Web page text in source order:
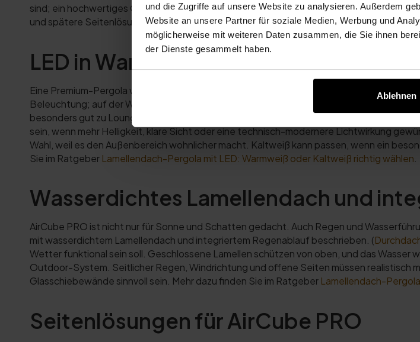
und die Zugriffe auf unsere Website zu analysieren. Außerdem
Website an unsere Partner für soziale Medien, Werbung und
möglicherweise mit weiteren Daten zusammen, die Sie ihnen
der Dienste gesammelt haben.
Ablehnen
sind; ein hochwertiges Outdoor-Living-Konzept geplant ist. Bei freistehenden
und spätere Seitenlösungen früh geklärt werden.
LED in Warmweiß oder Kaltweiß
Eine Premium-Pergola wird oft nicht nur tagsüber genutzt. Abends wird LED-
Beleuchtung; auf der Wandmontage-Seite wird Warmweiß 3000K oder Kaltweiß 6000K
besonders gut zu Lounge, Abendessen, gemütlicher Atmosphäre und hochwertigen
sein, wenn mehr Helligkeit, klare Sicht oder eine technisch-modernere Lichtwirkung
Wahl, weil es den Außenbereich wohnlicher macht. Kaltweiß kann passen, wenn ein
Sie im Ratgeber Lamellendach-Pergola mit LED: Warmweiß oder Kaltweiß richtig wählen
Wasserdichtes Lamellendach und
AirCube PRO ist nicht nur für Sonne und Schatten gedacht. Auch Regen und
mit wasserdichtem Lamellendach und integriertem Regenablauf beschrieben. (
Wetter funktional sein soll. Geschlossene Lamellen schützen von oben, und das
Outdoor-System. Seitlicher Regen, Windrichtung und offene Seiten müssen realistisch
Glasschiebewände sinnvoll sein. Mehr dazu finden Sie im Ratgeber Lamellendach-
Seitenlösungen für AirCube PRO